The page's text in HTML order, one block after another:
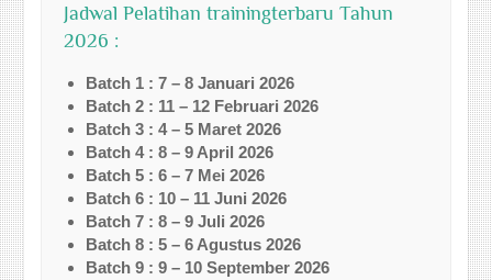
Jadwal Pelatihan trainingterbaru Tahun
2026 :
Batch 1 : 7 – 8 Januari 2026
Batch 2 : 11 – 12 Februari 2026
Batch 3 : 4 – 5 Maret 2026
Batch 4 : 8 – 9 April 2026
Batch 5 : 6 – 7 Mei 2026
Batch 6 : 10 – 11 Juni 2026
Batch 7 : 8 – 9 Juli 2026
Batch 8 : 5 – 6 Agustus 2026
Batch 9 : 9 – 10 September 2026